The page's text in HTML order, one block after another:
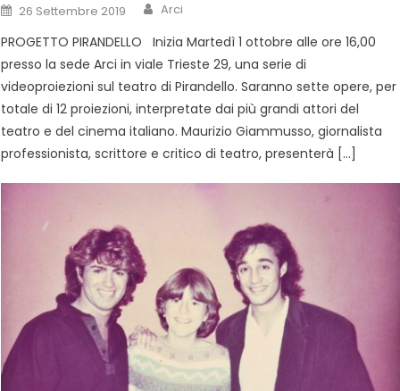
26 Settembre 2019 Arci
PROGETTO PIRANDELLO Inizia Martedì 1 ottobre alle ore 16,00
presso la sede Arci in viale Trieste 29, una serie di
videoproiezioni sul teatro di Pirandello. Saranno sette opere, per
totale di 12 proiezioni, interpretate dai più grandi attori del
teatro e del cinema italiano. Maurizio Giammusso, giornalista
professionista, scrittore e critico di teatro, presenterà […]